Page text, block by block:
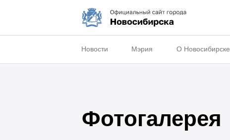
Новости Мэрия О Новосибирске
Фотогалерея